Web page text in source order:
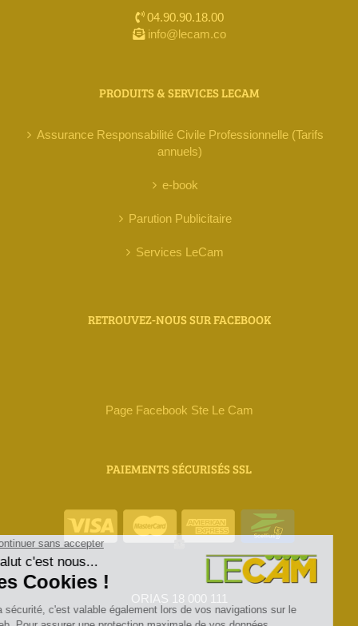
04.90.90.18.00
info@lecam.co
PRODUITS & SERVICES LECAM
Assurance Responsabilité Civile Professionnelle (Tarifs
annuels)
e-book
Parution Publicitaire
Services LeCam
RETROUVEZ-NOUS SUR FACEBOOK
Page Facebook Ste Le Cam
PAIEMENTS SÉCURISÉS SSL
ORIAS 18 000 111